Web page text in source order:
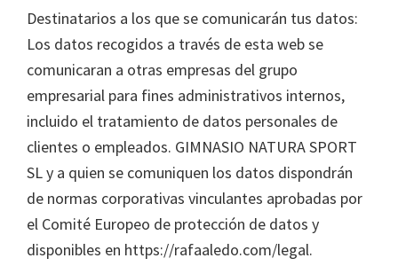
Destinatarios a los que se comunicarán tus datos:
Los datos recogidos a través de esta web se
comunicaran a otras empresas del grupo
empresarial para fines administrativos internos,
incluido el tratamiento de datos personales de
clientes o empleados. GIMNASIO NATURA SPORT
SL y a quien se comuniquen los datos dispondrán
de normas corporativas vinculantes aprobadas por
el Comité Europeo de protección de datos y
disponibles en https://rafaaledo.com/legal.